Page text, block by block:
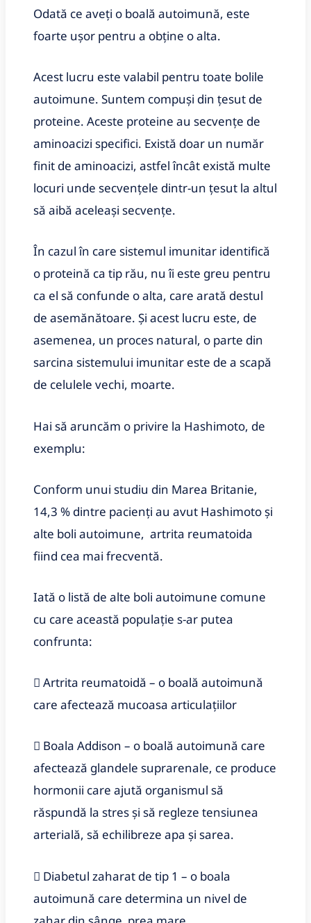
Odată ce aveți o boală autoimună, este
foarte ușor pentru a obține o alta.
Acest lucru este valabil pentru toate bolile
autoimune. Suntem compuși din țesut de
proteine. Aceste proteine au secvențe de
aminoacizi specifici. Există doar un număr
finit de aminoacizi, astfel încât există multe
locuri unde secvențele dintr-un țesut la altul
să aibă aceleași secvențe.
În cazul în care sistemul imunitar identifică
o proteină ca tip rău, nu îi este greu pentru
ca el să confunde o alta, care arată destul
de asemănătoare. Și acest lucru este, de
asemenea, un proces natural, o parte din
sarcina sistemului imunitar este de a scapă
de celulele vechi, moarte.
Hai să aruncăm o privire la Hashimoto, de
exemplu:
Conform unui studiu din Marea Britanie,
14,3 % dintre pacienți au avut Hashimoto și
alte boli autoimune, artrita reumatoida
fiind cea mai frecventă.
Iată o listă de alte boli autoimune comune
cu care această populație s-ar putea
confrunta:
 Artrita reumatoidă – o boală autoimună
care afectează mucoasa articulațiilor
 Boala Addison – o boală autoimună care
afectează glandele suprarenale, ce produce
hormonii care ajută organismul să
răspundă la stres și să regleze tensiunea
arterială, să echilibreze apa și sarea.
 Diabetul zaharat de tip 1 – o boala
autoimună care determina un nivel de